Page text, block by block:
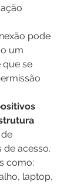
pode
um
que se
de acesso.
como:
laptop,